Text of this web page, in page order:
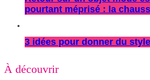
pourtant méprisé : la
3 idées pour donner du
À découvrir